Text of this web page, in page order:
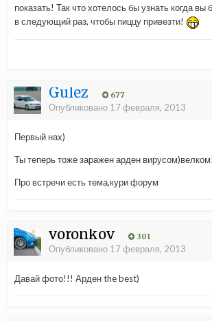
показать! Так что хотелось бы узнать когда вы
в следующий раз, чтобы пиццу привезти!
Gulez 677
Опубликовано 17 февраля, 2013
Первый нах)
Ты теперь тоже заражен арден вирусом)велком!
Про встречи есть тема,кури форум
voronkov 301
Опубликовано 17 февраля, 2013
Давай фото!!! Арден the best)